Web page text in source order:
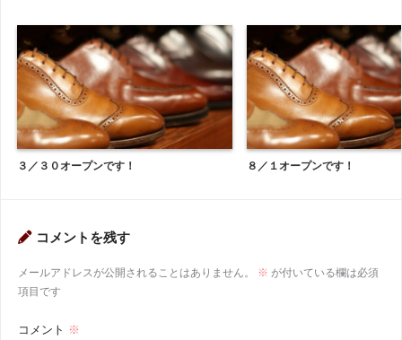
３／３０オープンです！ ８／１オープンです！
コメントを残す
メールアドレスが公開されることはありません。 ※ が付いている欄は必須
項目です
コメント ※